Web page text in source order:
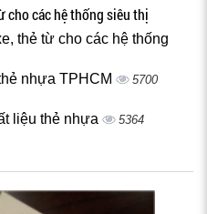
cho các hệ thống siêu thị
thẻ từ cho các hệ thống
nhựa TPHCM 5700
liệu thẻ nhựa 5364